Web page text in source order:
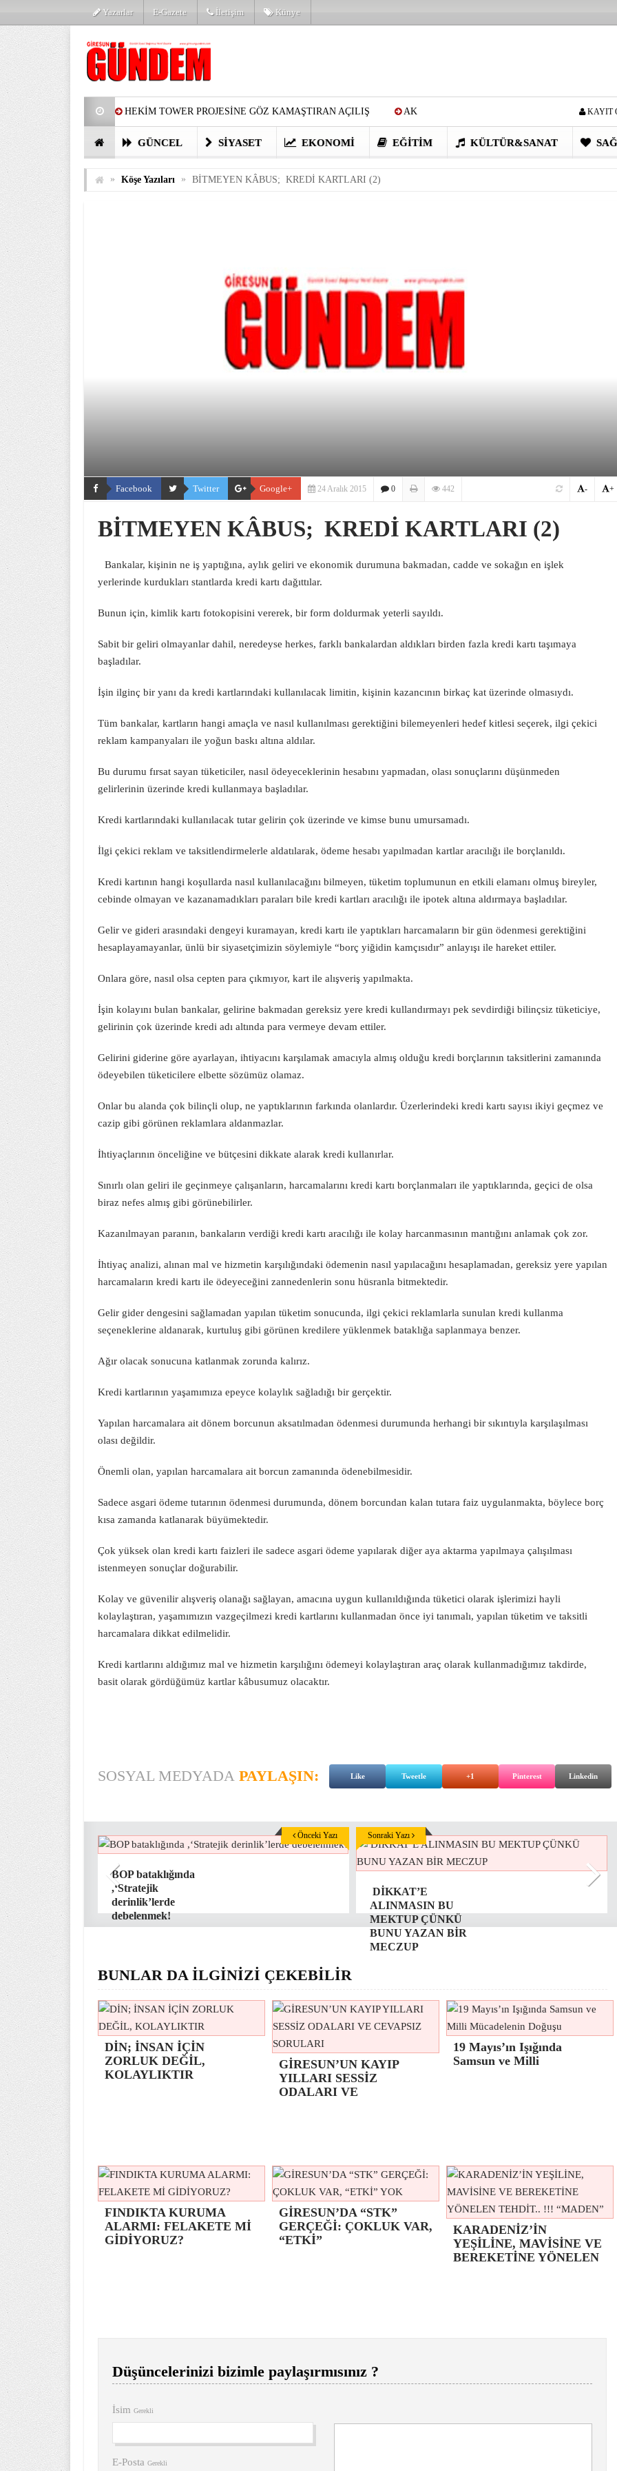
Yazarlar E-Gazete İletişim Künye
HEKİM TOWER PROJESİNE GÖZ KAMAŞTIRAN AÇILIŞ AK
PARTİ’DE YENİ YÜZLER HARUN CİCİ: VİDEOYU GÖRÜNCE
KAYIT
GÜNCEL SIYASET EKONOMI EĞITIM KÜLTÜR&SANAT
» Köşe Yazıları » BİTMEYEN KÂBUS; KREDİ KARTLARI (2)
Facebook Twitter Google+ 24 Aralık 2015 0 442 +
-
BİTMEYEN KÂBUS; KREDİ KARTLARI (2)
Bankalar, kişinin ne iş yaptığına, aylık geliri ve ekonomik durumuna bakmadan, cadde ve sokağın en işlek
yerlerinde kurdukları stantlarda kredi kartı dağıttılar.
Bunun için, kimlik kartı fotokopisini vererek, bir form doldurmak yeterli sayıldı.
Sabit bir geliri olmayanlar dahil, neredeyse herkes, farklı bankalardan aldıkları birden fazla kredi kartı taşımaya
başladılar.
İşin ilginç bir yanı da kredi kartlarındaki kullanılacak limitin, kişinin kazancının birkaç kat üzerinde olmasıydı.
Tüm bankalar, kartların hangi amaçla ve nasıl kullanılması gerektiğini bilemeyenleri hedef kitlesi seçerek, ilgi çekici
reklam kampanyaları ile yoğun baskı altına aldılar.
Bu durumu fırsat sayan tüketiciler, nasıl ödeyeceklerinin hesabını yapmadan, olası sonuçlarını düşünmeden
gelirlerinin üzerinde kredi kullanmaya başladılar.
Kredi kartlarındaki kullanılacak tutar gelirin çok üzerinde ve kimse bunu umursamadı.
İlgi çekici reklam ve taksitlendirmelerle aldatılarak, ödeme hesabı yapılmadan kartlar aracılığı ile borçlanıldı.
Kredi kartının hangi koşullarda nasıl kullanılacağını bilmeyen, tüketim toplumunun en etkili elamanı olmuş bireyler,
cebinde olmayan ve kazanamadıkları paraları bile kredi kartları aracılığı ile ipotek altına aldırmaya başladılar.
Gelir ve gideri arasındaki dengeyi kuramayan, kredi kartı ile yaptıkları harcamaların bir gün ödenmesi gerektiğini
hesaplayamayanlar, ünlü bir siyasetçimizin söylemiyle “borç yiğidin kamçısıdır” anlayışı ile hareket ettiler.
Onlara göre, nasıl olsa cepten para çıkmıyor, kart ile alışveriş yapılmakta.
İşin kolayını bulan bankalar, gelirine bakmadan gereksiz yere kredi kullandırmayı pek sevdirdiği bilinçsiz tüketiciye,
gelirinin çok üzerinde kredi adı altında para vermeye devam ettiler.
Gelirini giderine göre ayarlayan, ihtiyacını karşılamak amacıyla almış olduğu kredi borçlarının taksitlerini zamanında
ödeyebilen tüketicilere elbette sözümüz olamaz.
Onlar bu alanda çok bilinçli olup, ne yaptıklarının farkında olanlardır. Üzerlerindeki kredi kartı sayısı ikiyi geçmez ve
cazip gibi görünen reklamlara aldanmazlar.
İhtiyaçlarının önceliğine ve bütçesini dikkate alarak kredi kullanırlar.
Sınırlı olan geliri ile geçinmeye çalışanların, harcamalarını kredi kartı borçlanmaları ile yaptıklarında, geçici de olsa
biraz nefes almış gibi görünebilirler.
Kazanılmayan paranın, bankaların verdiği kredi kartı aracılığı ile kolay harcanmasının mantığını anlamak çok zor.
İhtiyaç analizi, alınan mal ve hizmetin karşılığındaki ödemenin nasıl yapılacağını hesaplamadan, gereksiz yere yapılan
harcamaların kredi kartı ile ödeyeceğini zannedenlerin sonu hüsranla bitmektedir.
Gelir gider dengesini sağlamadan yapılan tüketim sonucunda, ilgi çekici reklamlarla sunulan kredi kullanma
seçeneklerine aldanarak, kurtuluş gibi görünen kredilere yüklenmek bataklığa saplanmaya benzer.
Ağır olacak sonucuna katlanmak zorunda kalırız.
Kredi kartlarının yaşamımıza epeyce kolaylık sağladığı bir gerçektir.
Yapılan harcamalara ait dönem borcunun aksatılmadan ödenmesi durumunda herhangi bir sıkıntıyla karşılaşılması
olası değildir.
Önemli olan, yapılan harcamalara ait borcun zamanında ödenebilmesidir.
Sadece asgari ödeme tutarının ödenmesi durumunda, dönem borcundan kalan tutara faiz uygulanmakta, böylece borç
kısa zamanda katlanarak büyümektedir.
Çok yüksek olan kredi kartı faizleri ile sadece asgari ödeme yapılarak diğer aya aktarma yapılmaya çalışılması
istenmeyen sonuçlar doğurabilir.
Kolay ve güvenilir alışveriş olanağı sağlayan, amacına uygun kullanıldığında tüketici olarak işlerimizi hayli
kolaylaştıran, yaşamımızın vazgeçilmezi kredi kartlarını kullanmadan önce iyi tanımalı, yapılan tüketim ve taksitli
harcamalara dikkat edilmelidir.
Kredi kartlarını aldığımız mal ve hizmetin karşılığını ödemeyi kolaylaştıran araç olarak kullanmadığımız takdirde,
basit olarak gördüğümüz kartlar kâbusumuz olacaktır.
SOSYAL MEDYADA PAYLAŞIN: Like Tweetle +1 Pinterest Linkedin
BOP bataklığında
,‘Stratejik
derinlik’lerde
debelenmek!
Önceki Yazı
DİKKAT’E
ALINMASIN BU
MEKTUP ÇÜNKÜ
BUNU YAZAN BİR
MECZUP
Sonraki Yazı
BUNLAR DA İLGİNİZİ ÇEKEBİLİR
DİN; İNSAN İÇİN
ZORLUK DEĞİL,
KOLAYLIKTIR
GİRESUN’UN KAYIP
YILLARI SESSİZ
ODALARI VE
19 Mayıs’ın Işığında
Samsun ve Milli
FINDIKTA KURUMA
ALARMI: FELAKETE Mİ
GİDİYORUZ?
GİRESUN’DA “STK”
GERÇEĞİ: ÇOKLUK VAR,
“ETKİ”
KARADENİZ’İN
YEŞİLİNE, MAVİSİNE VE
BEREKETİNE YÖNELEN
Düşüncelerinizi bizimle paylaşırmısınız ?
İsim Gerekli
E-Posta Gerekli